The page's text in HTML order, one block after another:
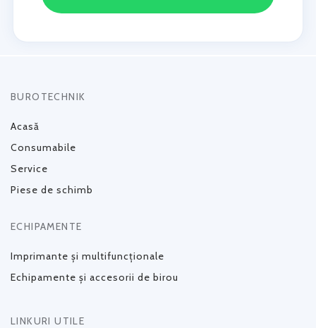
BUROTECHNIK
Acasă
Consumabile
Service
Piese de schimb
ECHIPAMENTE
Imprimante și multifuncționale
Echipamente și accesorii de birou
LINKURI UTILE